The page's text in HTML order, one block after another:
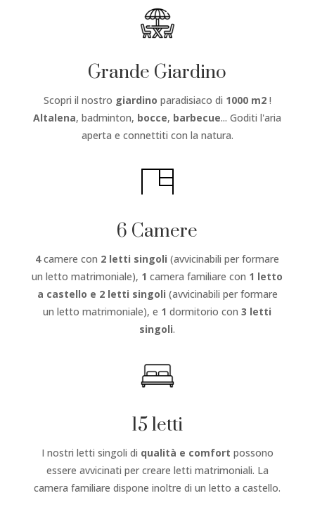
Grande Giardino
Scopri il nostro giardino paradisiaco di 1000 m2!
Altalena, badminton, bocce, barbecue... Goditi l'aria
aperta e connettiti con la natura.
6 Camere
4camere con 2 letti singoli (avvicinabili per formare
un letto matrimoniale), 1 camera familiare con 1 letto
a castello e 2 letti singoli (avvicinabili per formare
un letto matrimoniale), e 1 dormitorio con3 letti
singoli.
15 letti
I nostri letti singoli di qualità e comfort possono
essere avvicinati per creare letti matrimoniali. La
camera familiare dispone inoltre di un letto a castello.